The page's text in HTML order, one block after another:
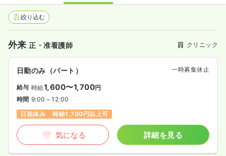
絞り込む
外来正・准看護師 クリニック
日勤のみ（パート） 一時募集休止
給与 時給1,600〜1,700円
時間 9:00～12:00
日祝休み
時給1,700円以上可
気になる 詳細を見る